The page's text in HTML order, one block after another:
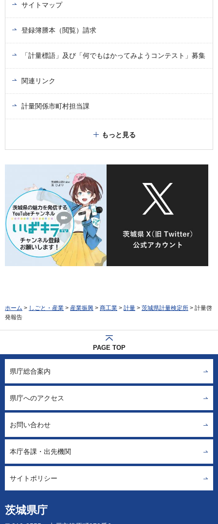
サイトマップ
登録簿謄本（閲覧）請求
「計量標語」及び「何でもはかってみようコンテスト」募集
関連リンク
計量関係市町村担当課
もっと見る
ホーム > しごと・産業 > 産業振興 > 商工業 > 計量 > 茨城県計量検定所 > 計量啓
発報告
PAGE TOP
茨城県庁
県庁総合案内
県庁へのアクセス
お問い合わせ
本庁各課・出先機関
サイトポリシー